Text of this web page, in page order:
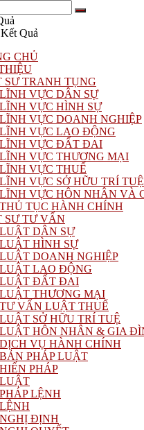
Quả
CHỦ
SƯ TRANH TỤNG
LĨNH VỰC DÂN SỰ
LĨNH VỰC HÌNH SỰ
LĨNH VỰC DOANH NGHIỆP
LĨNH VỰC LAO ĐỘNG
LĨNH VỰC ĐẤT ĐAI
LĨNH VỰC THƯƠNG MẠI
LĨNH VỰC THUẾ
LĨNH VỰC SỞ HỮU TRÍ TUỆ
LĨNH VỰC HÔN NHÂN VÀ
THỦ TỤC HÀNH CHÍNH
SƯ TƯ VẤN
LUẬT DÂN SỰ
LUẬT HÌNH SỰ
LUẬT DOANH NGHIỆP
LUẬT LAO ĐỘNG
LUẬT ĐẤT ĐAI
LUẬT THƯƠNG MẠI
TƯ VẤN LUẬT THUẾ
LUẬT SỞ HỮU TRÍ TUỆ
LUẬT HÔN NHÂN & GIA
DỊCH VỤ HÀNH CHÍNH
PHÁP LUẬT
HIẾN PHÁP
LUẬT
PHÁP LỆNH
LỆNH
NGHỊ ĐỊNH